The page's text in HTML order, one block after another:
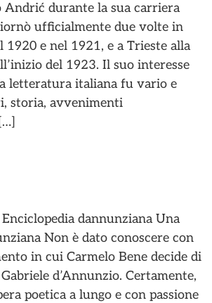
Andrić durante la sua carriera
ufficialmente due volte in
1920 e nel 1921, e a Trieste alla
del 1923. Il suo interesse
letteratura italiana fu vario e
storia, avvenimenti
dannunziana Una
Non è dato conoscere con
in cui Carmelo Bene decide di
d’Annunzio. Certamente,
poetica a lungo e con passione